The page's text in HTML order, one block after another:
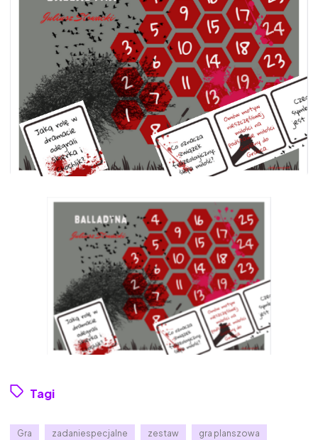
Tagi
Gra zadaniespecjalne zestaw gra planszowa